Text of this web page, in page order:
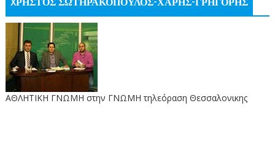
XΡΗΣΤΟΣ ΣΩΤΗΡΑΚΟΠΟΥΛΟΣ-ΧΑΡΗΣ-ΓΡΗΓΟΡΗΣ
ΑΘΛΗΤΙΚΗ ΓΝΩΜΗ στην ΓΝΩΜΗ τηλεόραση Θεσσαλονικης